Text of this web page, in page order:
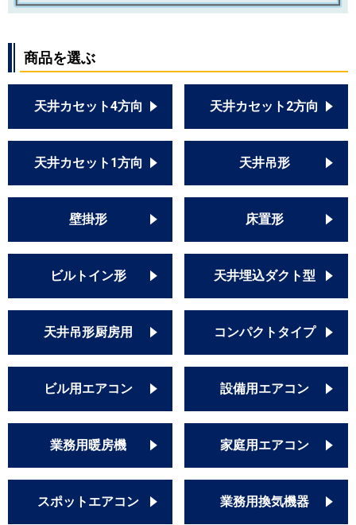
商品を選ぶ
天井カセット4方向 天井カセット2方向
天井カセット1方向 天井吊形
壁掛形 床置形
ビルトイン形 天井埋込ダクト型
天井吊形厨房用 コンパクトタイプ
ビル用エアコン 設備用エアコン
業務用暖房機 家庭用エアコン
スポットエアコン 業務用換気機器